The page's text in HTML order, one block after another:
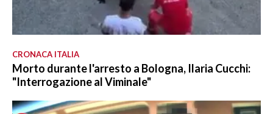
CRONACA ITALIA
Morto durante l'arresto a Bologna, Ilaria Cucchi:
"Interrogazione al Viminale"